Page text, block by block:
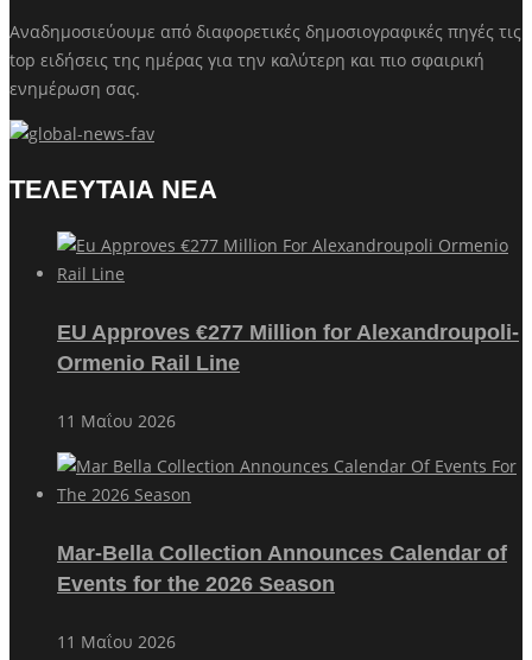
Αναδημοσιεύουμε από διαφορετικές δημοσιογραφικές πηγές τις
top ειδήσεις της ημέρας για την καλύτερη και πιο σφαιρική
ενημέρωση σας.
ΤΕΛΕΥΤΑΙΑ ΝΕΑ
EU Approves €277 Million for Alexandroupoli-
Ormenio Rail Line
11 Μαΐου 2026
Mar-Bella Collection Announces Calendar of
Events for the 2026 Season
11 Μαΐου 2026